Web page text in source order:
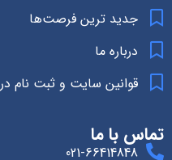
جدید ترین فرصت‌ها
درباره ما
قوانین سایت و ثبت نام
تماس با ما
021-66414848